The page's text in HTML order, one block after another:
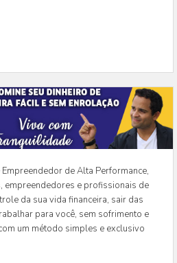
de Alta Performance,
empreendedores e profissionais de
da sua vida financeira, sair das
para você, sem sofrimento e
um método simples e exclusivo